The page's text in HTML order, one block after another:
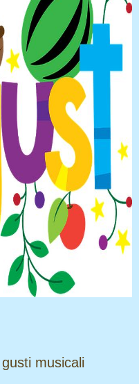
musicali